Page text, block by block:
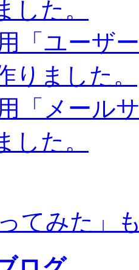
した。
「ユーザ
りました。
「メール
した。
てみた」